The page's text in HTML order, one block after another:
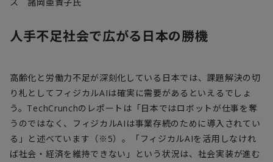
人手不足社会で広がる日本の勝機
高齢化と労働力不足が深刻化している日本では、課題解決の切
り札としてフィジカルAIは確実に需要があるといえるでしょ
う。 TechCrunchのレポートは「日本ではロボットが仕事を奪
うのではなく、フィジカルAI は事業存続のために導入されてい
る」と述べています（※ 5）。「フィジカルAIを活用しなけれ
ば社会・経済を維持できない」という状況は、社会実装が進む